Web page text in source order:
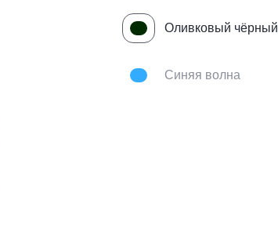
Оливковый чёрный
Синяя волна